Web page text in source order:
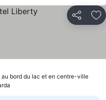
Partager
bord du lac et en centre-ville